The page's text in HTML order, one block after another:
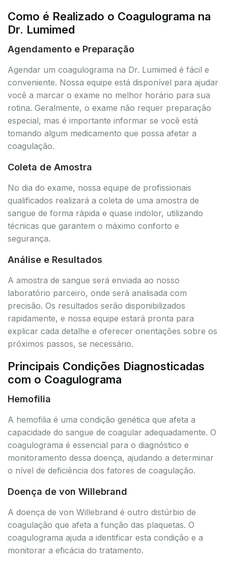
Como é Realizado o Coagulograma na
Dr. Lumimed
Agendamento e Preparação
Agendar um coagulograma na Dr. Lumimed é fácil e
conveniente. Nossa equipe está disponível para ajudar
você a marcar o exame no melhor horário para sua
rotina. Geralmente, o exame não requer preparação
especial, mas é importante informar se você está
tomando algum medicamento que possa afetar a
coagulação.
Coleta de Amostra
No dia do exame, nossa equipe de profissionais
qualificados realizará a coleta de uma amostra de
sangue de forma rápida e quase indolor, utilizando
técnicas que garantem o máximo conforto e
segurança.
Análise e Resultados
A amostra de sangue será enviada ao nosso
laboratório parceiro, onde será analisada com
precisão. Os resultados serão disponibilizados
rapidamente, e nossa equipe estará pronta para
explicar cada detalhe e oferecer orientações sobre os
próximos passos, se necessário.
Principais Condições Diagnosticadas
com o Coagulograma
Hemofilia
A hemofilia é uma condição genética que afeta a
capacidade do sangue de coagular adequadamente. O
coagulograma é essencial para o diagnóstico e
monitoramento dessa doença, ajudando a determinar
o nível de deficiência dos fatores de coagulação.
Doença de von Willebrand
A doença de von Willebrand é outro distúrbio de
coagulação que afeta a função das plaquetas. O
coagulograma ajuda a identificar esta condição e a
monitorar a eficácia do tratamento.